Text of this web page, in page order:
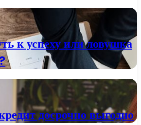
к успеху или ловушка
досрочно выгодно